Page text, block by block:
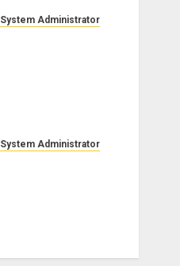
System Administrator
System Administrator